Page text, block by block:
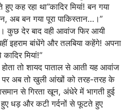
कह रहा था”कादिर मियां! बन गया
अब बन गया पूरा पाकिस्तान…।”
कुछ देर बाद वही आवांज फिर आयी
इहराम बांधेंगे और तलबिया कहेंगे! अपना
मियां!”
तो शायद पाताल से आती यह आवांज
पर अब तो खुली आंखों को तरह-तरह के
से गिरता खून, अंधेरे में भागती हुई
धड़ और कटी गर्दनों से फूटते हुए